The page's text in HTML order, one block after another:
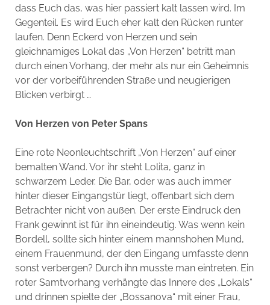
dass Euch das, was hier passiert kalt lassen wird. Im
Gegenteil. Es wird Euch eher kalt den Rücken runter
laufen. Denn Eckerd von Herzen und sein
gleichnamiges Lokal das „Von Herzen“ betritt man
durch einen Vorhang, der mehr als nur ein Geheimnis
vor der vorbeiführenden Straße und neugierigen
Blicken verbirgt …
Von Herzen von Peter Spans
Eine rote Neonleuchtschrift „Von Herzen“ auf einer
bemalten Wand. Vor ihr steht Lolita, ganz in
schwarzem Leder. Die Bar, oder was auch immer
hinter dieser Eingangstür liegt, offenbart sich dem
Betrachter nicht von außen. Der erste Eindruck den
Frank gewinnt ist für ihn eineindeutig. Was wenn kein
Bordell, sollte sich hinter einem mannshohen Mund,
einem Frauenmund, der den Eingang umfasste denn
sonst verbergen? Durch ihn musste man eintreten. Ein
roter Samtvorhang verhängte das Innere des „Lokals“
und drinnen spielte der „Bossanova“ mit einer Frau,